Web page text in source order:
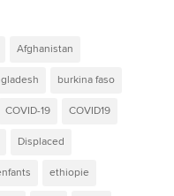
Afghanistan
burkina faso
COVID-19 COVID19
Displaced
ethiopie